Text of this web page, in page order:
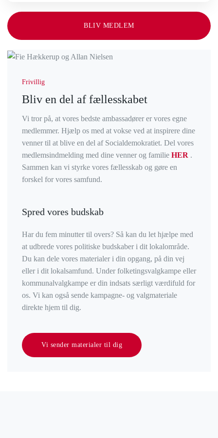
BLIV MEDLEM
Frivillig
Bliv en del af fællesskabet
Vi tror på, at vores bedste ambassadører er vores egne
medlemmer. Hjælp os med at vokse ved at inspirere dine
venner til at blive en del af Socialdemokratiet. Del vores
medlemsindmelding med dine venner og familie HER .
Sammen kan vi styrke vores fællesskab og gøre en
forskel for vores samfund.
Spred vores budskab
Har du fem minutter til overs? Så kan du let hjælpe med
at udbrede vores politiske budskaber i dit lokalområde.
Du kan dele vores materialer i din opgang, på din vej
eller i dit lokalsamfund. Under folketingsvalgkampe eller
kommunalvalgkampe er din indsats særligt værdifuld for
os. Vi kan også sende kampagne- og valgmateriale
direkte hjem til dig.
Vi sender materialer til dig